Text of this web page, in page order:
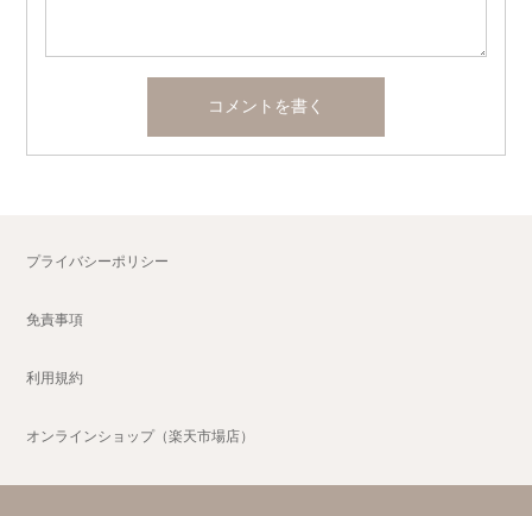
プライバシーポリシー
免責事項
利用規約
オンラインショップ（楽天市場店）